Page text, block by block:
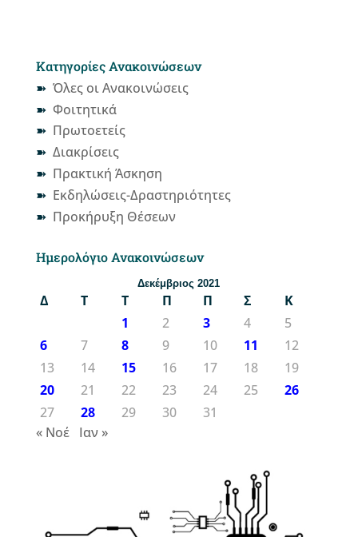
Κατηγορίες Ανακοινώσεων
Όλες οι Ανακοινώσεις
Φοιτητικά
Πρωτοετείς
Διακρίσεις
Πρακτική Άσκηση
Εκδηλώσεις-Δραστηριότητες
Προκήρυξη Θέσεων
Ημερολόγιο Ανακοινώσεων
Δεκέμβριος 2021
Δ Τ Τ Π Π Σ
Κ
1
2 3 4
5
6
7 8 9 10 11
12
13
14 15 16 17 18
19
20
21 22 23 24 25
26
27
28 29 30
31
« Νοέ
Ιαν »